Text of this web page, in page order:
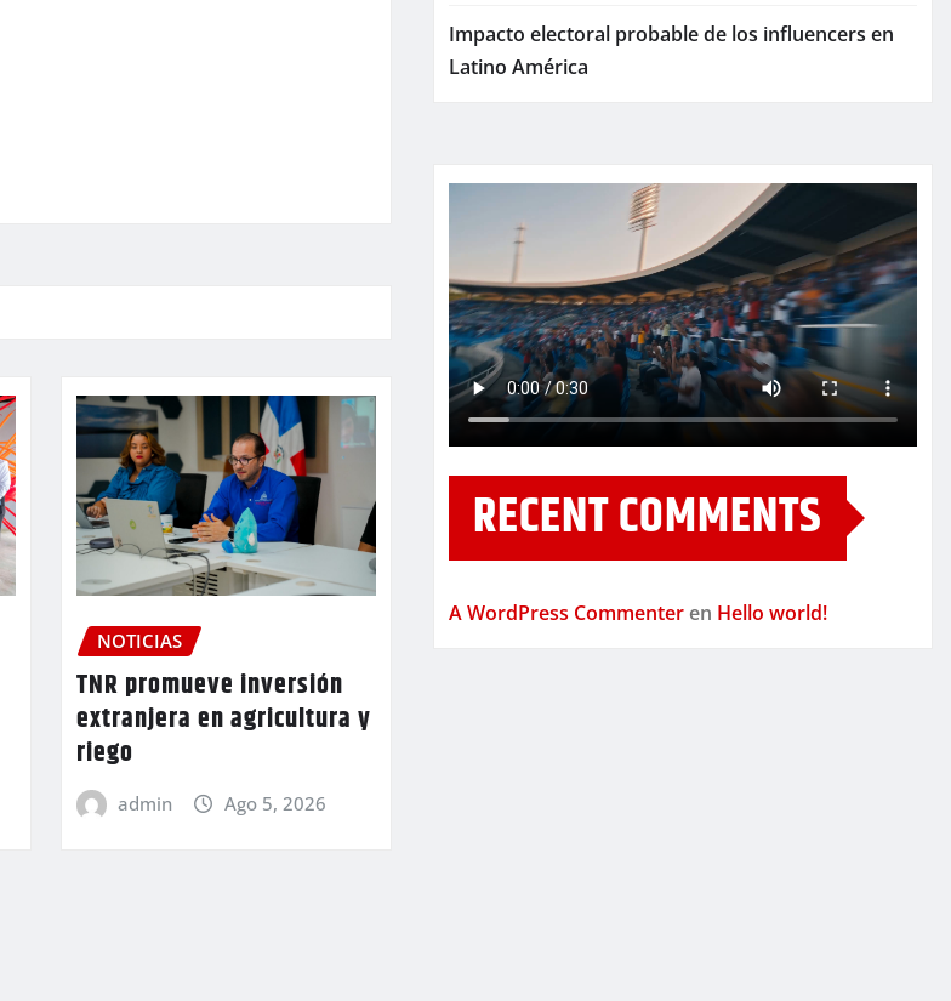
NOTICIAS
TNR promueve inversión
extranjera en agricultura y
riego
admin Ago 5, 2026
Impacto electoral probable de los influencers en
Latino América
RECENT COMMENTS
A WordPress Commenter en Hello world!